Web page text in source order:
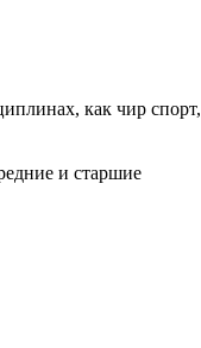
как чир спорт,
и старшие